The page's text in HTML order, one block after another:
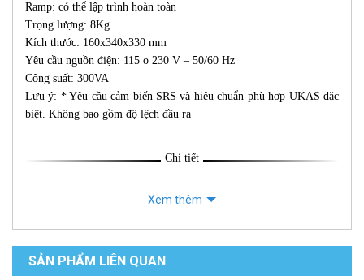
Ramp: có thể lập trình hoàn toàn
Trọng lượng: 8Kg
Kích thước: 160x340x330 mm
Yêu cầu nguồn điện: 115 o 230 V – 50/60 Hz
Công suất: 300VA
Lưu ý: * Yêu cầu cảm biến SRS và hiệu chuẩn phù hợp UKAS đặc
biệt. Không bao gồm độ lệch đầu ra
Chi tiết
Xem thêm
SẢN PHẨM LIÊN QUAN